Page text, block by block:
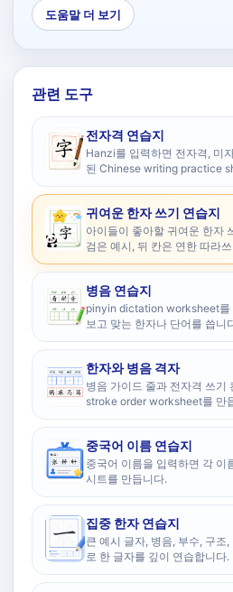
도움말 더 보기
관련 도구
전자격 연습지
Hanzi를 입력하면 전자격, 미
된 Chinese writing practice
귀여운 한자 쓰기 연습지
아이들이 좋아할 귀여운 한자
검은 예시, 뒤 칸은 연한 따라
병음 연습지
pinyin dictation worksheet를
보고 맞는 한자나 단어를 씁니
한자와 병음 격자
병음 가이드 줄과 전자격 쓰기
stroke order worksheet를 만
중국어 이름 연습지
중국어 이름을 입력하면 각 이
시트를 만듭니다.
집중 한자 연습지
큰 예시 글자, 병음, 부수, 구조
로 한 글자를 깊이 연습합니다.